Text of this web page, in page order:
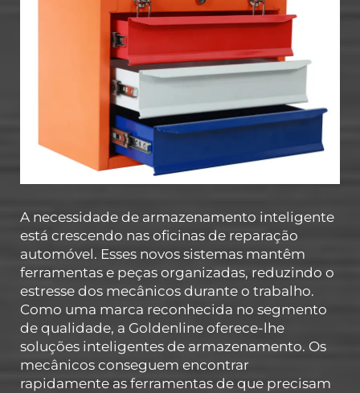
A necessidade de armazenamento inteligente
está crescendo nas oficinas de reparação
automóvel. Esses novos sistemas mantêm
ferramentas e peças organizadas, reduzindo o
estresse dos mecânicos durante o trabalho.
Como uma marca reconhecida no segmento
de qualidade, a Goldenline oferece-lhe
soluções inteligentes de armazenamento. Os
mecânicos conseguem encontrar
rapidamente as ferramentas de que precisam